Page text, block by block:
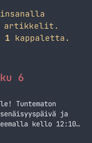
artikkelit.
1 kappaletta.
6
Tuntematon
ja
kello 12:10.
pätkästä.